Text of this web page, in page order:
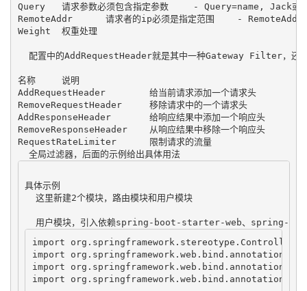
Query	请求参数必须包含指定参数	- Query=name, Jack或- Query=name
RemoteAddr	请求者的ip必须是指定范围	- RemoteAddr=192.168.1.1/24
Weight	权重处理
配置中的AddRequestHeader就是其中一种Gateway Filter，还有
名称	说明
AddRequestHeader	给当前请求添加一个请求头
RemoveRequestHeader	移除请求中的一个请求头
AddResponseHeader	给响应结果中添加一个响应头
RemoveResponseHeader	从响应结果中移除一个响应头
RequestRateLimiter	限制请求的流量
全局过滤器，后面的示例给出具体用法
具体示例
这里新建2个模块，路由模块和用户模块
import org.springframework.stereotype.Controller;
import
import
import